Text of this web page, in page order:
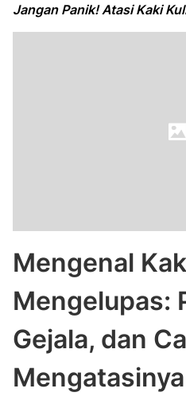
Jangan Panik! Atasi Kaki
Mengenal
Mengelupas:
Gejala, dan
Mengatasinya